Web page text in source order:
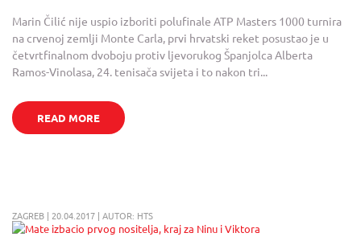
Marin Čilić nije uspio izboriti polufinale ATP Masters 1000 turnira
na crvenoj zemlji Monte Carla, prvi hrvatski reket posustao je u
četvrtfinalnom dvoboju protiv ljevorukog Španjolca Alberta
Ramos-Vinolasa, 24. tenisača svijeta i to nakon tri...
READ MORE
ZAGREB | 20.04.2017 | AUTOR: HTS